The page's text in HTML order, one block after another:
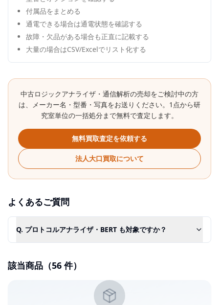
付属品をまとめる
通電できる場合は通電状態を確認する
故障・欠品がある場合も正直に記載する
大量の場合はCSV/Excelでリスト化する
中古ロジックアナライザ・通信解析の売却をご検討中の方
は、メーカー名・型番・写真をお送りください。1点から研
究室単位の一括処分まで無料で査定します。
無料買取査定を依頼する
法人大口買取について
よくあるご質問
Q. プロトコルアナライザ・BERT も対象ですか？
該当商品（56 件）